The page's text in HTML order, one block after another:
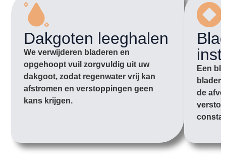
Dakgoten leeghalen
We verwijderen bladeren en
opgehoopt vuil zorgvuldig uit uw
dakgoot, zodat regenwater vrij kan
afstromen en verstoppingen geen
kans krijgen.
Een
de